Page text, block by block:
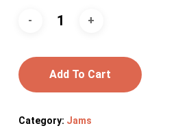
Add To Cart
Category: Jams